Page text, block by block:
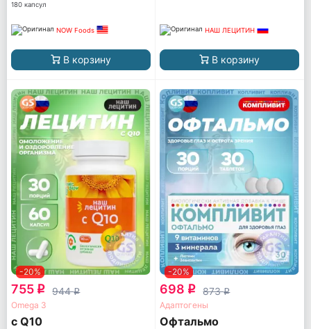
180 капсул
NOW Foods
В корзину
НАШ ЛЕЦИТИН
В корзину
-20%
755 q 944q
Omega 3
с Q10
-20%
698 q 873q
Адаптогены
Офтальмо